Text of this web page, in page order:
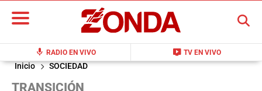
mic RADIO EN VIVO live_tv TV EN VIVO
BUSCAR
Inicio SOCIEDAD
TRANSICIÓN